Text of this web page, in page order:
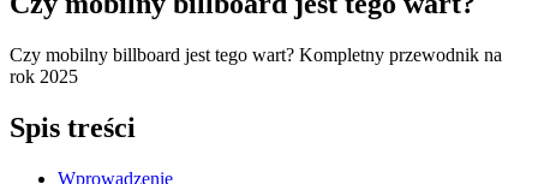
Czy mobilny billboard jest tego wart? Kompletny przewodnik na
rok 2025
Spis treści
Wprowadzenie